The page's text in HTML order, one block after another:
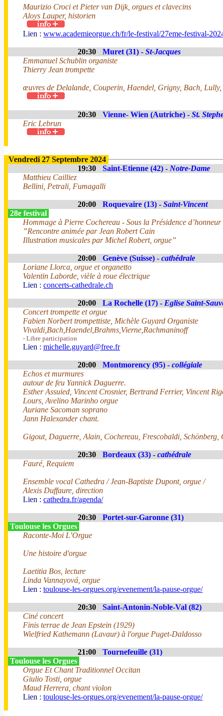
Maurizio Croci et Pieter van Dijk, orgues et clavecins
Aloys Lauper, historien
Lien : www.academieorgue.ch/fr/le-festival/27eme-festival-
20:30 Muret (31) - St-Jacques
Emmanuel Schublin organiste
Thierry Jean trompette
œuvres de Delalande, Couperin, Haendel, Grigny, Bach,
20:30 Vienne- Wien (Autriche) - St.
Eric Lebrun
Vendredi 27 Septembre 2024
19:30
Saint-Etienne (42) - Notre-Dame
Matthieu Cailliez
Bellini, Petrali, Fumagalli
20:00 Roquevaire (13) - Saint-Vincent
28e festival
Hommage à Pierre Cochereau - Sous la Présidence
”Rencontre animée par Jean Robert Cain
Illustration musicales par Michel Robert, orgue”
20:00 Genève (Suisse) - cathédrale
Loriane Llorca, orgue et organetto
Valentin Laborde, vièle à roue électrique
Lien : concerts-cathedrale.ch
20:00 La Rochelle (17) - Eglise Saint-
Concert trompette et orgue
Fabien Norbert trompettiste, Michèle Guyard Organiste
Vivaldi,Bach,Haendel,Brahms,Vierne,Rachmaninoff
- Libre participation
Lien : michelle.guyard@free.fr
20:00 Montmorency (95) - collégiale
Echos et murmures
autour de feu Yannick Daguerre.
Esther Assuied, Vincent Crosnier, Bertrand Ferrier, Vincent
Lours, Avelino Marinho orgue
Auriane Sacoman soprano
Jann Halexander chant.
Gigout, Daguerre, Alain, Cochereau, Frescobaldi,
20:30 Bordeaux (33) - cathédrale
Fauré, Requiem
Ensemble vocal Cathedra / Jean-Baptiste Dupont, orgue /
Alexis Duffaure, direction
Lien : cathedra.fr/agenda/
20:30
Portet-sur-Garonne (31)
Toulouse les Orgues
Raconte-Moi L’Orgue
Une histoire d'orgue
Laetitia Bos, lecture
Linda Vannayová, orgue
Lien : toulouse-les-orgues.org/evenement/la-pause-orgue/
20:30
Saint-Antonin-Noble-Val (82)
Ciné concert
Finis terrae de Jean Epstein (1929)
Wielfried Kathemann (Lavaur) à l'orgue Puget-Daldosso
21:00
Tournefeuille (31)
Toulouse les Orgues
Orgue Et Chant Traditionnel Occitan
Giulio Tosti, orgue
Maud Herrera, chant violon
Lien : toulouse-les-orgues.org/evenement/la-pause-orgue/